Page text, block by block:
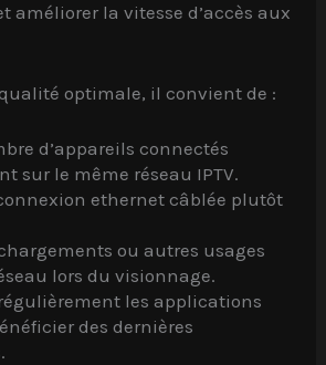
améliorer la vitesse d’accès aux
optimale, il convient de :
d’appareils connectés
sur le même réseau IPTV.
ethernet câblée plutôt
ou autres usages
lors du visionnage.
les applications
des dernières